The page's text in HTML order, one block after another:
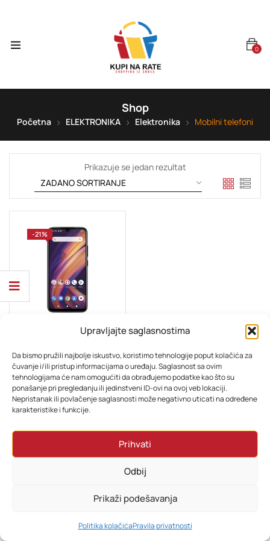
Upravljajte saglasnostima
Da bismo pružili najbolje iskustvo, koristimo tehnologije poput kolačića za
čuvanje i/ili pristup informacijama o uređaju. Saglasnost sa ovim
tehnologijama će nam omogućiti da obrađujemo podatke kao što su
ponašanje pri pregledanju ili jedinstveni ID-ovi na ovoj veb lokaciji.
Nepristanak ili povlačenje saglasnosti može negativno uticati na određene
karakteristike i funkcije.
Prihvati
Odbij
Prikaži podešavanja
Politika kolačićaPravila privatnosti
0
Shop
Početna ELEKTRONIKA Elektronika Mobilni telefoni
Prikazuje se jedan rezultat
-21%
310,80KM 294,00KM
PRETRAŽI KORPA MOJ RAČUN